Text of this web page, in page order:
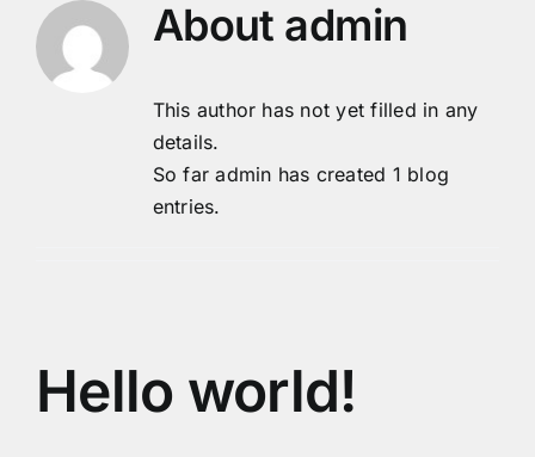
content
About admin
This author has not yet filled in any
details.
So far admin has created 1 blog
entries.
Hello world!